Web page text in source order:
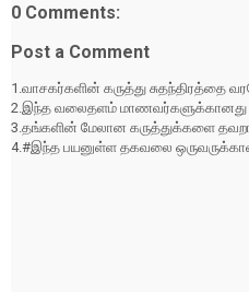
0 Comments:
Post a Comment
1.வாசகர்களின் கருத்து சுதந்திரத்தை
2.இந்த வலைதளம் மாணவர்களுக்கானது
3.தங்களின் மேலான கருத்துக்களை
4.#இந்த பயனுள்ள தகவலை